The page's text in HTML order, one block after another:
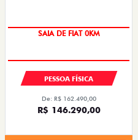
SAIA DE FIAT 0KM
PESSOA FÍSICA
De: R$ 162.490,00
R$ 146.290,00